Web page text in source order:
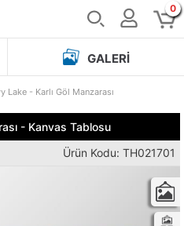
0
GALERI
Lake - Karlı Göl Manzarası
- Kanvas Tablosu
Ürün Kodu: TH021701